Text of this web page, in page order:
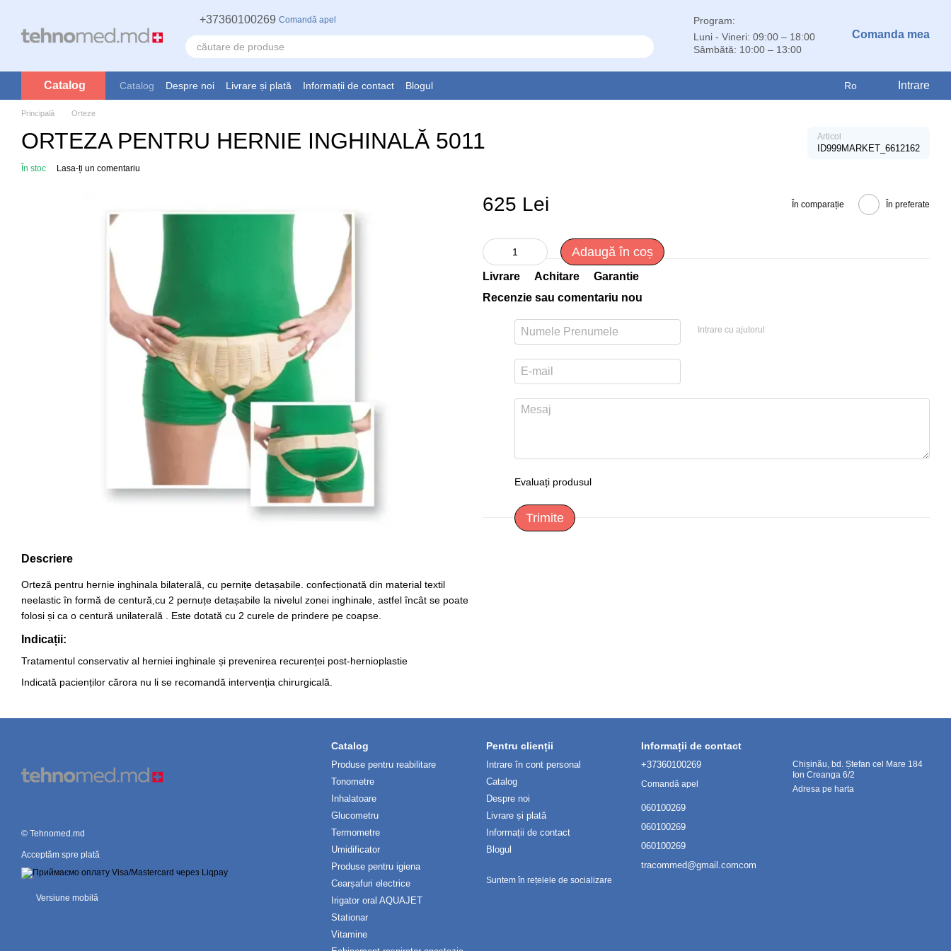
+37360100269 Comandă apel
Program:
Luni - Vineri: 09:00 – 18:00
Sâmbătă: 10:00 – 13:00
Comanda mea
Catalog Catalog Despre noi Livrare și plată Informații de contact Blogul Ro Intrare
Principală Orteze
ORTEZA PENTRU HERNIE INGHINALĂ 5011 Articol
ID999MARKET_6612162
În stoc Lasa-ți un comentariu
Descriere
Orteză pentru hernie inghinala bilaterală, cu pernițe detașabile. confecționată din material textil
neelastic în formă de centură,cu 2 pernuțe detașabile la nivelul zonei inghinale, astfel încât se poate
folosi și ca o centură unilaterală . Este dotată cu 2 curele de prindere pe coapse.
Indicații:
Tratamentul conservativ al herniei inghinale și prevenirea recurenței post-hernioplastie
Indicată pacienților cărora nu li se recomandă intervenția chirurgicală.
625 Lei În comparație În preferate
Adaugă în coș
Livrare Achitare
Garantie
Recenzie sau comentariu nou
Intrare cu ajutorul
Evaluați produsul
Trimite
© Tehnomed.md
Acceptăm spre plată
Versiune mobilă
Catalog
Produse pentru reabilitare
Tonometre
Inhalatoare
Glucometru
Termometre
Umidificator
Produse pentru igiena
Cearșafuri electrice
Irigator oral AQUAJET
Stationar
Vitamine
Pentru clienții
Intrare în cont personal
Catalog
Despre noi
Livrare și plată
Informații de contact
Blogul
Suntem în rețelele de socializare
Informații de contact
+37360100269
Comandă apel
060100269
060100269
060100269
tracommed@gmail.comcom
Chișinău, bd. Ștefan cel Mare 184
Ion Creanga 6/2
Adresa pe harta